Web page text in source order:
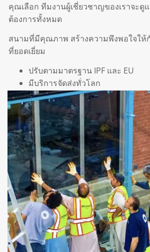
คุณเลือก ทีมงานผู้เชี่ยวชาญของเราจะดู
ต้องการทั้งหมด
สนามที่มีคุณภาพ สร้างความพึงพอใจให้
ที่ยอดเยี่ยม
ปรับตามมาตรฐาน IPF และ EU
มีบริการจัดส่งทั่วโลก